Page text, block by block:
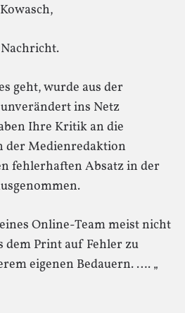
geht, wurde aus der
ins Netz
Ihre Kritik an die
der Medienredaktion
fehlerhaften Absatz in der
Online-Team meist nicht
dem Print auf Fehler zu
eigenen Bedauern. …. „